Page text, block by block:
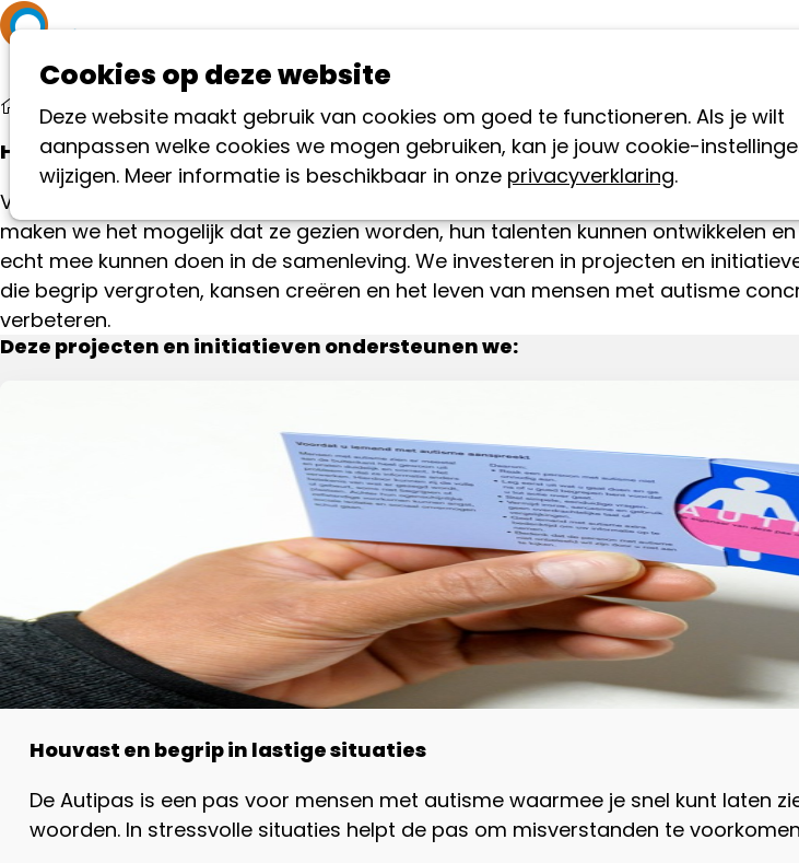
Cookies op deze website
Deze website maakt gebruik van cookies om goed te functioneren. Als je wilt
aanpassen welke cookies we mogen gebruiken, kan je jouw cookie-
wijzigen. Meer informatie is beschikbaar in onze privacyverklaring.
Wat wij doen
Het AutismeFonds zet zich in voor gelijke kansen
Voor mensen met autisme is meedoen niet altijd vanzelfsprekend. Met jouw steun
maken we het mogelijk dat ze gezien worden, hun talenten kunnen ontwikkelen en
echt mee kunnen doen in de samenleving. We investeren in projecten en
die begrip vergroten, kansen creëren en het leven van mensen met autisme
verbeteren.
Deze projecten en initiatieven ondersteunen we:
Houvast en begrip in lastige situaties
De Autipas is een pas voor mensen met autisme waarmee je snel kunt laten
woorden. In stressvolle situaties helpt de pas om misverstanden te